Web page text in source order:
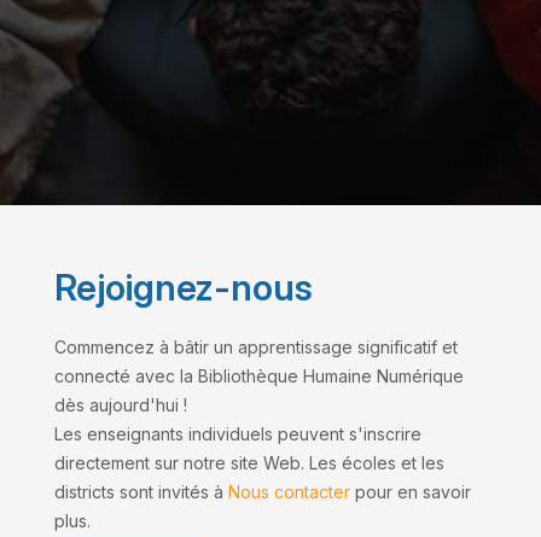
Rejoignez-nous
Commencez à bâtir un apprentissage significatif et
connecté avec la Bibliothèque Humaine Numérique
dès aujourd'hui !
Les enseignants individuels peuvent s'inscrire
directement sur notre site Web. Les écoles et les
districts sont invités à Nous contacterpour en savoir
plus.